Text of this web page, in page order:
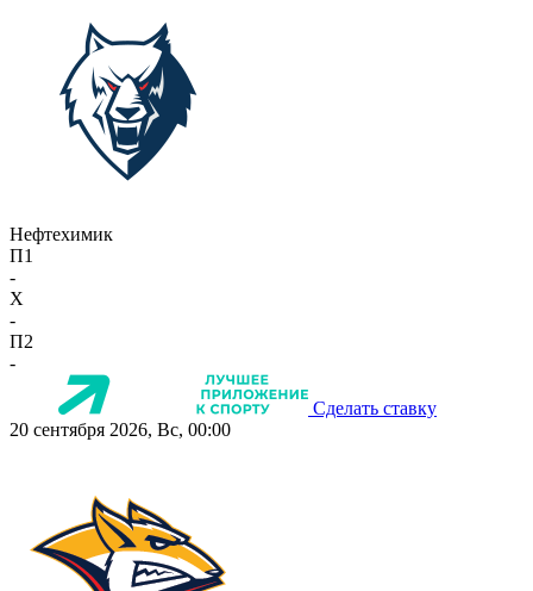
Нефтехимик
П1
-
X
-
П2
-
Сделать ставку
20 сентября 2026, Вс, 00:00